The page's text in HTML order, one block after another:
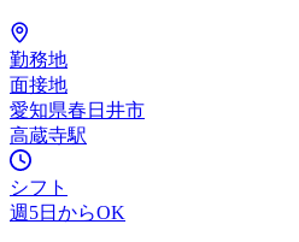
勤務地
面接地
愛知県春日井市
高蔵寺駅
シフト
週5日からOK